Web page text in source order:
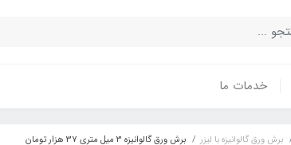
خدمات ما
برش ورق گالوانیزه با لیزر برش ورق گالوانیزه 3 میل متری 37 هزار تومان